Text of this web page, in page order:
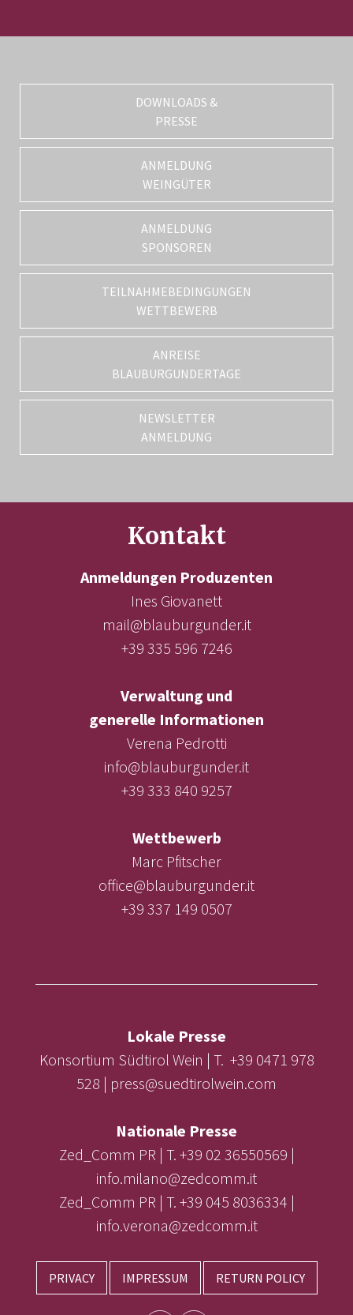
DOWNLOADS &
PRESSE
ANMELDUNG
WEINGÜTER
ANMELDUNG
SPONSOREN
TEILNAHMEBEDINGUNGEN
WETTBEWERB
ANREISE
BLAUBURGUNDERTAGE
NEWSLETTER
ANMELDUNG
Kontakt
Anmeldungen Produzenten
Ines Giovanett
mail@blauburgunder.it
+39 335 596 7246
Verwaltung und
generelle Informationen
Verena Pedrotti
info@blauburgunder.it
+39 333 840 9257
Wettbewerb
Marc Pfitscher
office@blauburgunder.it
+39 337 149 0507
Lokale Presse
Konsortium Südtirol Wein | T. +39 0471 978
528 | press@suedtirolwein.com
Nationale Presse
Zed_Comm PR | T. +39 02 36550569 |
info.milano@zedcomm.it
Zed_Comm PR | T. +39 045 8036334 |
info.verona@zedcomm.it
PRIVACY IMPRESSUM RETURN POLICY